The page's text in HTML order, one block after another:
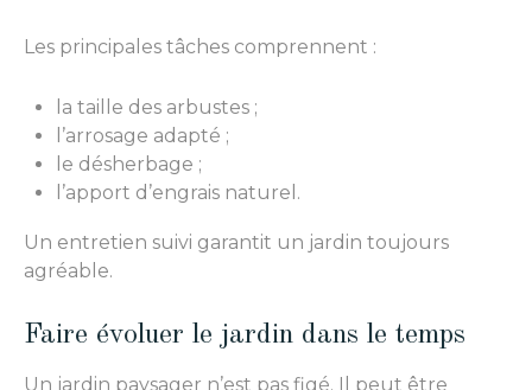
Les principales tâches comprennent :
la taille des arbustes ;
l’arrosage adapté ;
le désherbage ;
l’apport d’engrais naturel.
Un entretien suivi garantit un jardin toujours
agréable.
Faire évoluer le jardin dans le temps
Un jardin paysager n’est pas figé. Il peut être